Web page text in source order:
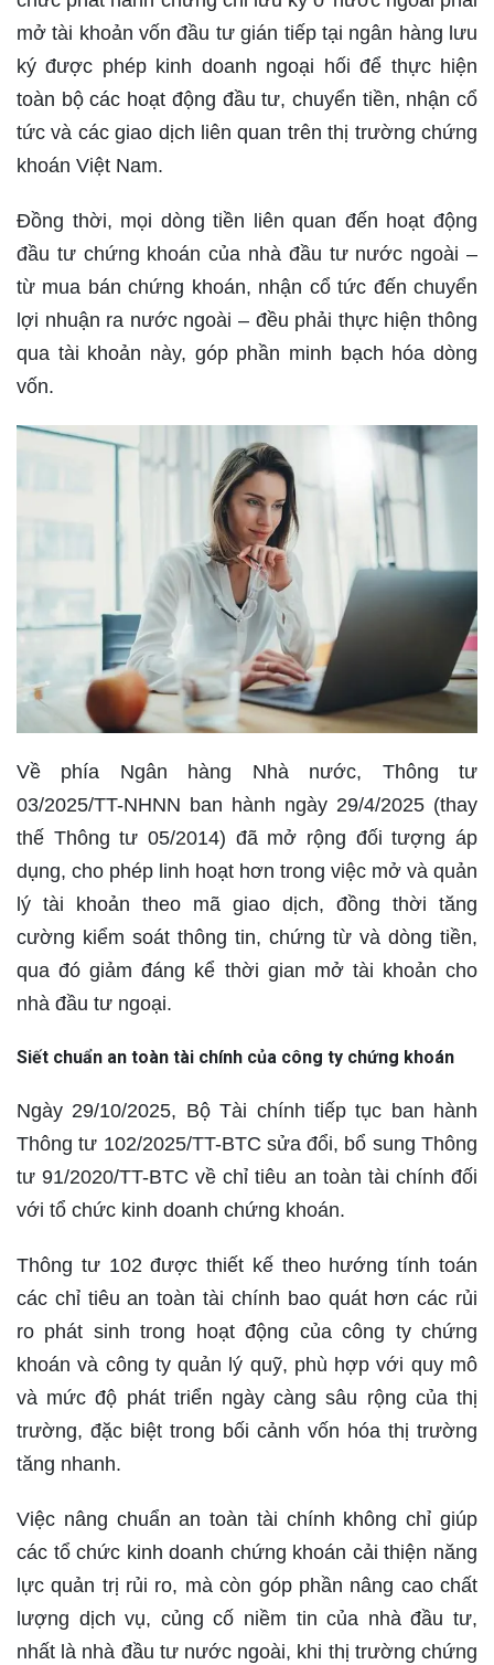
mở tài khoản vốn đầu tư gián tiếp tại ngân hàng lưu
ký được phép kinh doanh ngoại hối để thực hiện
toàn bộ các hoạt động đầu tư, chuyển tiền, nhận cổ
tức và các giao dịch liên quan trên thị trường chứng
khoán Việt Nam.
Đồng thời, mọi dòng tiền liên quan đến hoạt động
đầu tư chứng khoán của nhà đầu tư nước ngoài –
từ mua bán chứng khoán, nhận cổ tức đến chuyển
lợi nhuận ra nước ngoài – đều phải thực hiện thông
qua tài khoản này, góp phần minh bạch hóa dòng
vốn.
Về phía Ngân hàng Nhà nước, Thông tư
03/2025/TT-NHNN ban hành ngày 29/4/2025 (thay
thế Thông tư 05/2014) đã mở rộng đối tượng áp
dụng, cho phép linh hoạt hơn trong việc mở và quản
lý tài khoản theo mã giao dịch, đồng thời tăng
cường kiểm soát thông tin, chứng từ và dòng tiền,
qua đó giảm đáng kể thời gian mở tài khoản cho
nhà đầu tư ngoại.
Siết chuẩn an toàn tài chính của công ty chứng khoán
Ngày 29/10/2025, Bộ Tài chính tiếp tục ban hành
Thông tư 102/2025/TT-BTC sửa đổi, bổ sung Thông
tư 91/2020/TT-BTC về chỉ tiêu an toàn tài chính đối
với tổ chức kinh doanh chứng khoán.
Thông tư 102 được thiết kế theo hướng tính toán
các chỉ tiêu an toàn tài chính bao quát hơn các rủi
ro phát sinh trong hoạt động của công ty chứng
khoán và công ty quản lý quỹ, phù hợp với quy mô
và mức độ phát triển ngày càng sâu rộng của thị
trường, đặc biệt trong bối cảnh vốn hóa thị trường
tăng nhanh.
Việc nâng chuẩn an toàn tài chính không chỉ giúp
các tổ chức kinh doanh chứng khoán cải thiện năng
lực quản trị rủi ro, mà còn góp phần nâng cao chất
lượng dịch vụ, củng cố niềm tin của nhà đầu tư,
nhất là nhà đầu tư nước ngoài, khi thị trường chứng